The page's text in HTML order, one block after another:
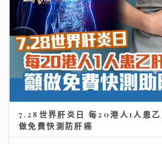
7.28世界肝炎日 每20港人1人患
做免費快測防肝癌